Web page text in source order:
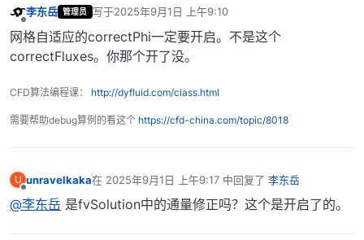
    (deltaFunction_
none)
李东岳 管理员 写于2025年9月1日 上午9:10
最后由 编辑
网格自适应的correctPhi一定要开启。不是这个
correctFluxes。你那个开了没。
CFD算法编程课： http://dyfluid.com/class.html
需要帮助debug算例的看这个 https://cfd-china.com/topic/8018
U
离线
unravelkaka在 2025年9月1日 上午9:17 中回复了 李东岳
最后由 编辑
@李东岳 是fvSolution中的通量修正吗？这个是开启了的。